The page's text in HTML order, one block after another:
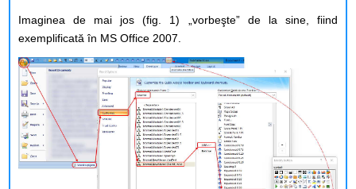
Imaginea de mai jos (fig. 1) „vorbeşte” de la sine, fiind
exemplificată în MS Office 2007.